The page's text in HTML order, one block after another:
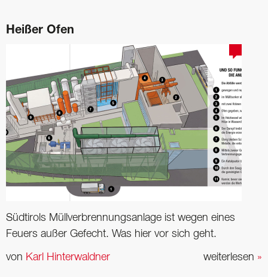
Heißer Ofen
Südtirols Müllverbrennungsanlage ist wegen eines
Feuers außer Gefecht. Was hier vor sich geht.
weiterlesen »
von Karl Hinterwaldner